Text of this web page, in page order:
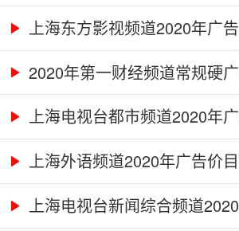
上海东方影视频道2020年广
2020年第一财经频道常规硬
上海电视台都市频道2020年
上海外语频道2020年广告价
上海电视台新闻综合频道